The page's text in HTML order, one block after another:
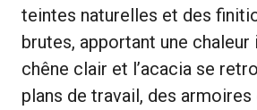
teintes naturelles et des
brutes, apportant une chaleur
chêne clair et l’acacia se
plans de travail, des